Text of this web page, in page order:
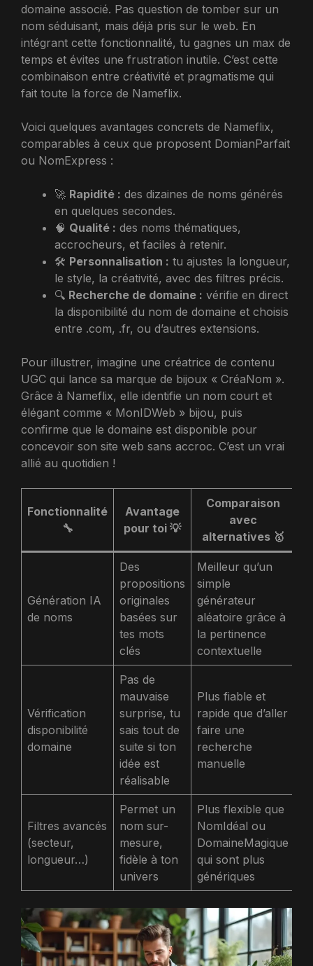
domaine associé. Pas question de tomber sur un
nom séduisant, mais déjà pris sur le web. En
intégrant cette fonctionnalité, tu gagnes un max de
temps et évites une frustration inutile. C’est cette
combinaison entre créativité et pragmatisme qui
fait toute la force de Nameflix.
Voici quelques avantages concrets de Nameflix,
comparables à ceux que proposent DomianParfait
ou NomExpress :
🚀 Rapidité : des dizaines de noms générés
en quelques secondes.
🧠 Qualité : des noms thématiques,
accrocheurs, et faciles à retenir.
🛠️ Personnalisation : tu ajustes la longueur,
le style, la créativité, avec des filtres précis.
🔍 Recherche de domaine : vérifie en direct
la disponibilité du nom de domaine et choisis
entre .com, .fr, ou d’autres extensions.
Pour illustrer, imagine une créatrice de contenu
UGC qui lance sa marque de bijoux « CréaNom ».
Grâce à Nameflix, elle identifie un nom court et
élégant comme « MonIDWeb » bijou, puis
confirme que le domaine est disponible pour
concevoir son site web sans accroc. C’est un vrai
allié au quotidien !
Fonctionnalité
🔧
Avantage
pour toi 💡
Comparaison
avec
alternatives 🥇
Génération IA
de noms
Des
propositions
originales
basées sur
tes mots
clés
Meilleur qu’un
simple
générateur
aléatoire grâce à
la pertinence
contextuelle
Vérification
disponibilité
domaine
Pas de
mauvaise
surprise, tu
sais tout de
suite si ton
idée est
réalisable
Plus fiable et
rapide que d’aller
faire une
recherche
manuelle
Filtres avancés
(secteur,
longueur…)
Permet un
nom sur-
mesure,
fidèle à ton
univers
Plus flexible que
NomIdéal ou
DomaineMagique
qui sont plus
génériques